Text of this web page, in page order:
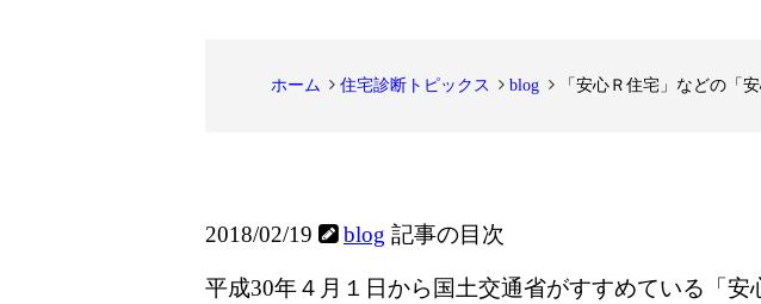
ホーム 住宅診断トピックス blog 「安心Ｒ住宅」などの「
2018/02/19 blog 記事の目次
平成30年４月１日から国土交通省がすすめている「安